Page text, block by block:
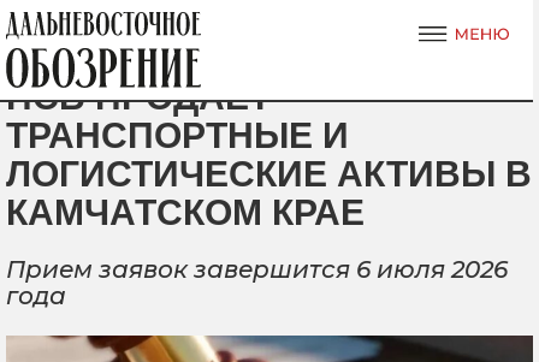
ПСБ ПРОДАЕТ
ТРАНСПОРТНЫЕ И
ЛОГИСТИЧЕСКИЕ АКТИВЫ В
КАМЧАТСКОМ КРАЕ
Прием заявок завершится 6 июля 2026
года